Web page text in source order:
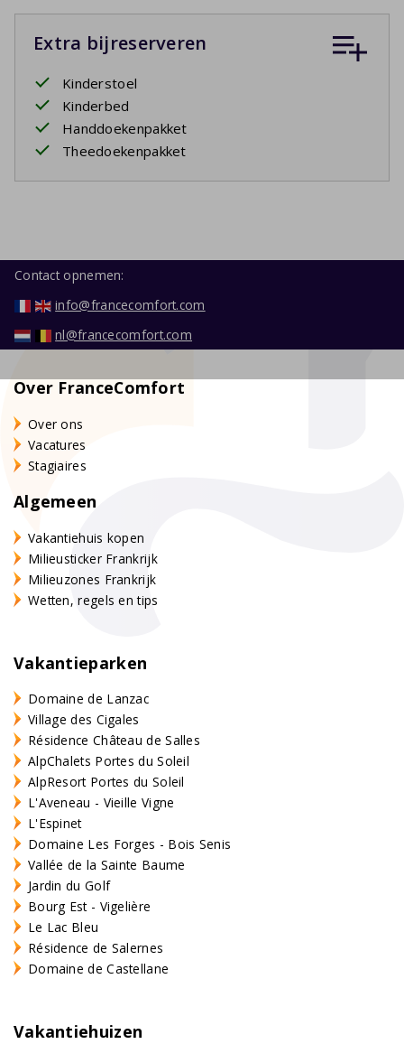
Extra bijreserveren
Kinderstoel
Kinderbed
Handdoekenpakket
Theedoekenpakket
Contact opnemen:
info@francecomfort.com
nl@francecomfort.com
Over FranceComfort
Over ons
Vacatures
Stagiaires
Algemeen
Vakantiehuis kopen
Milieusticker Frankrijk
Milieuzones Frankrijk
Wetten, regels en tips
Vakantieparken
Domaine de Lanzac
Village des Cigales
Résidence Château de Salles
AlpChalets Portes du Soleil
AlpResort Portes du Soleil
L'Aveneau - Vieille Vigne
L'Espinet
Domaine Les Forges - Bois Senis
Vallée de la Sainte Baume
Jardin du Golf
Bourg Est - Vigelière
Le Lac Bleu
Résidence de Salernes
Domaine de Castellane
Vakantiehuizen